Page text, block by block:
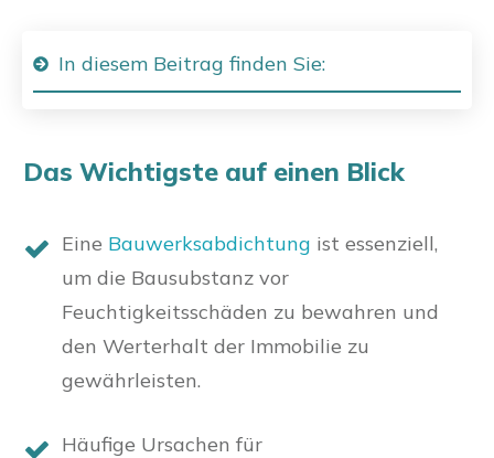
In diesem Beitrag finden Sie:
Das Wichtigste auf einen Blick
Eine Bauwerksabdichtung ist essenziell,
um die Bausubstanz vor
Feuchtigkeitsschäden zu bewahren und
den Werterhalt der Immobilie zu
gewährleisten.
Häufige Ursachen für